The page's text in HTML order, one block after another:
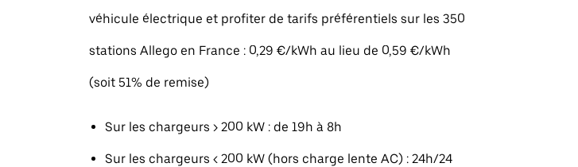
véhicule électrique et profiter de tarifs préférentiels sur les 350
stations Allego en France : 0,29 €/kWh au lieu de 0,59 €/kWh
(soit 51% de remise)
Sur les chargeurs > 200 kW : de 19h à 8h
Sur les chargeurs < 200 kW (hors charge lente AC) : 24h/24